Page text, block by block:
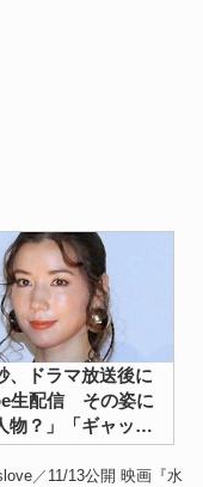
、ドラマ放送後に
生配信 その姿に
物？」「ギャップ
の声
／ 11/13公開 映画『水